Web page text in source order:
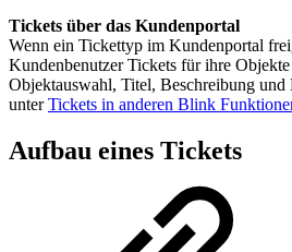
Tickets über das Kundenportal
Wenn ein Tickettyp im Kundenportal
Kundenbenutzer Tickets für ihre
Objektauswahl, Titel, Beschreibung
unterTickets in anderen Blink
Aufbau eines Tickets